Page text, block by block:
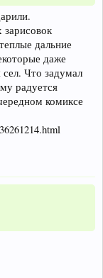
дальние
даже
сел. Что задумал
радуется
комиксе